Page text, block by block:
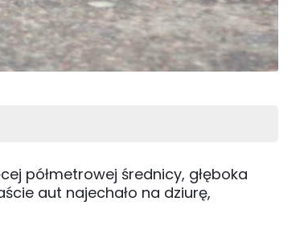
półmetrowej średnicy, głęboka
aut najechało na dziurę,